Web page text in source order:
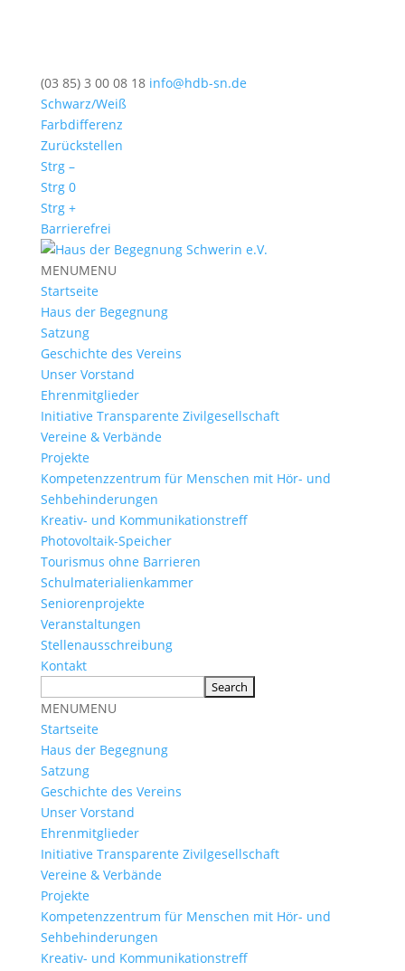
(03 85) 3 00 08 18 info@hdb-sn.de
Schwarz/Weiß
Farbdifferenz
Zurückstellen
Strg –
Strg 0
Strg +
Barrierefrei
MENUMENU
Startseite
Haus der Begegnung
Satzung
Geschichte des Vereins
Unser Vorstand
Ehrenmitglieder
Initiative Transparente Zivilgesellschaft
Vereine & Verbände
Projekte
Kompetenzzentrum für Menschen mit Hör- und
Sehbehinderungen
Kreativ- und Kommunikationstreff
Photovoltaik-Speicher
Tourismus ohne Barrieren
Schulmaterialienkammer
Seniorenprojekte
Veranstaltungen
Stellenausschreibung
Kontakt
MENUMENU
Startseite
Haus der Begegnung
Satzung
Geschichte des Vereins
Unser Vorstand
Ehrenmitglieder
Initiative Transparente Zivilgesellschaft
Vereine & Verbände
Projekte
Kompetenzzentrum für Menschen mit Hör- und
Sehbehinderungen
Kreativ- und Kommunikationstreff